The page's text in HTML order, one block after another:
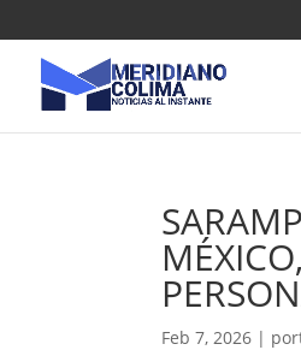
Feb 7, 2026 |